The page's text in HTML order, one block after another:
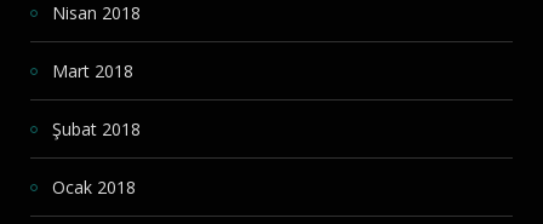
Nisan 2018
Mart 2018
Şubat 2018
Ocak 2018